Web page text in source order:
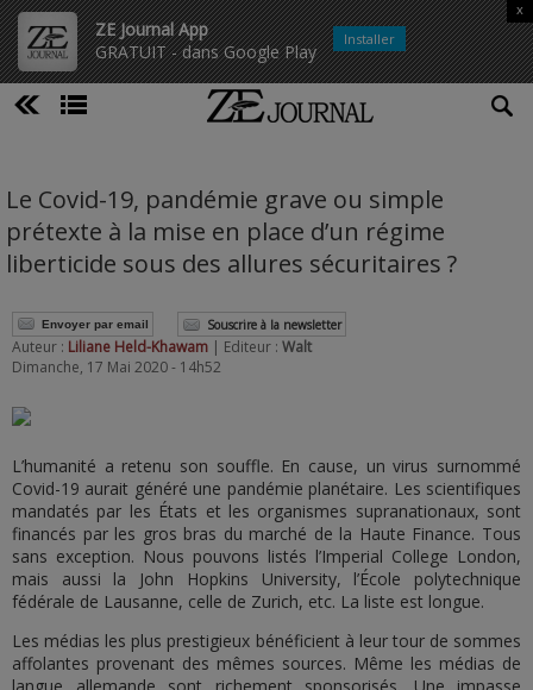
ZE Journal App
GRATUIT - dans Google Play
x
Installer
Le Covid-19, pandémie grave ou simple
prétexte à la mise en place d’un régime
liberticide sous des allures sécuritaires ?
Envoyer par email Souscrire à la newsletter
Auteur : Liliane Held-Khawam | Editeur : Walt
Dimanche, 17 Mai 2020 - 14h52
L’humanité a retenu son souffle. En cause, un virus surnommé
Covid-19 aurait généré une pandémie planétaire. Les scientifiques
mandatés par les États et les organismes supranationaux, sont
financés par les gros bras du marché de la Haute Finance. Tous
sans exception. Nous pouvons listés l’Imperial College London,
mais aussi la John Hopkins University, l’École polytechnique
fédérale de Lausanne, celle de Zurich, etc. La liste est longue.
Les médias les plus prestigieux bénéficient à leur tour de sommes
affolantes provenant des mêmes sources. Même les médias de